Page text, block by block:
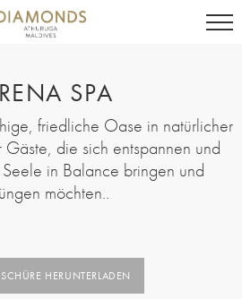
SPA
friedliche Oase in natürlicher
die sich entspannen und
in Balance bringen und
möchten..
HERUNTERLADEN